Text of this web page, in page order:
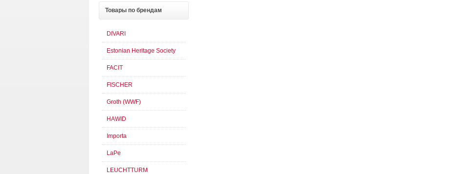
Товары по брендам
DIVARI
Estonian Heritage Society
FACIT
FISCHER
Groth (WWF)
HAWID
Importa
LaPe
LEUCHTTURM